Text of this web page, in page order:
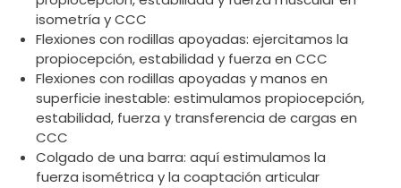
isometría y CCC
Flexiones con rodillas apoyadas: ejercitamos la
propiocepción, estabilidad y fuerza en CCC
Flexiones con rodillas apoyadas y manos en
superficie inestable: estimulamos propiocepción,
estabilidad, fuerza y transferencia de cargas en
CCC
Colgado de una barra: aquí estimulamos la
fuerza isométrica y la coaptación articular